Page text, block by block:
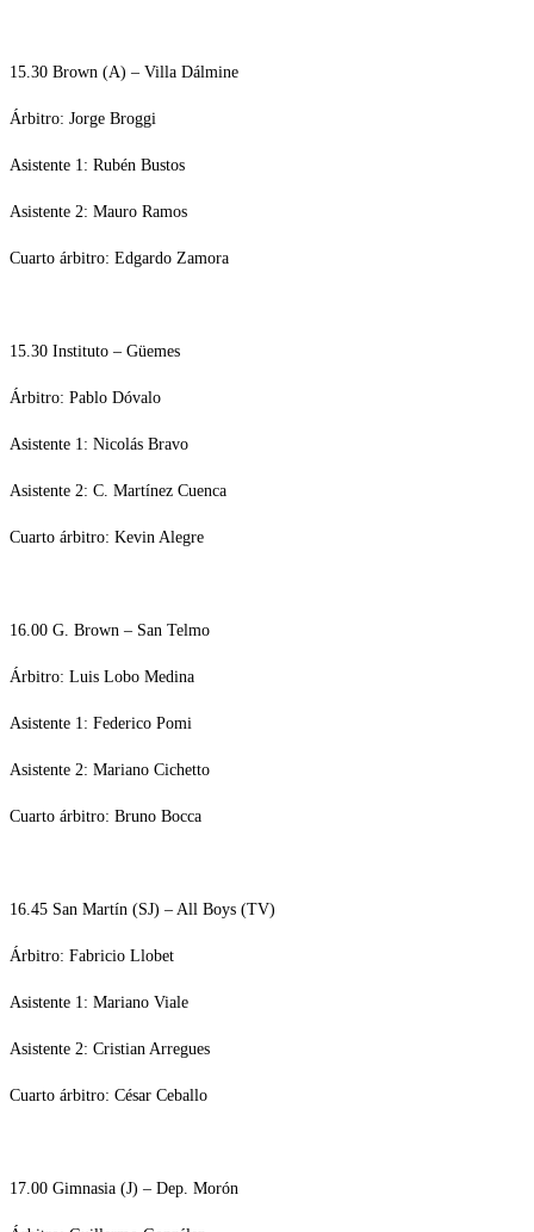
15.30 Brown (A) – Villa Dálmine
Árbitro: Jorge Broggi
Asistente 1: Rubén Bustos
Asistente 2: Mauro Ramos
Cuarto árbitro: Edgardo Zamora
15.30 Instituto – Güemes
Árbitro: Pablo Dóvalo
Asistente 1: Nicolás Bravo
Asistente 2: C. Martínez Cuenca
Cuarto árbitro: Kevin Alegre
16.00 G. Brown – San Telmo
Árbitro: Luis Lobo Medina
Asistente 1: Federico Pomi
Asistente 2: Mariano Cichetto
Cuarto árbitro: Bruno Bocca
16.45 San Martín (SJ) – All Boys (TV)
Árbitro: Fabricio Llobet
Asistente 1: Mariano Viale
Asistente 2: Cristian Arregues
Cuarto árbitro: César Ceballo
17.00 Gimnasia (J) – Dep. Morón